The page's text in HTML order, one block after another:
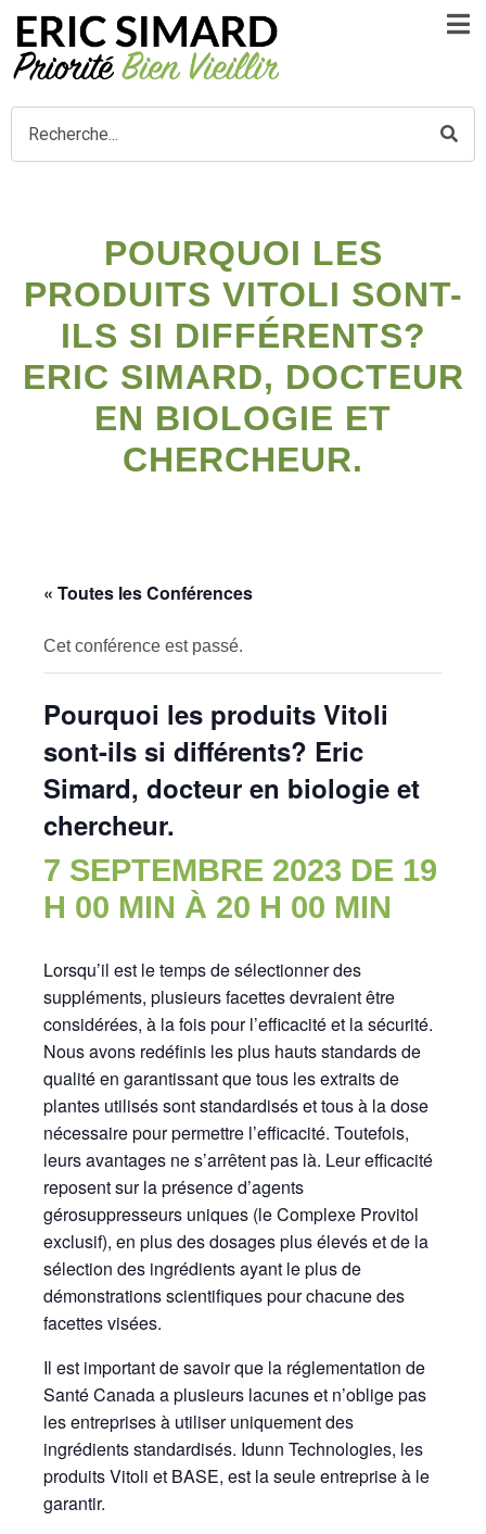
POURQUOI LES
PRODUITS VITOLI SONT-
ILS SI DIFFÉRENTS?
ERIC SIMARD, DOCTEUR
EN BIOLOGIE ET
CHERCHEUR.
« Toutes les Conférences
Cet conférence est passé.
Pourquoi les produits Vitoli
sont-ils si différents? Eric
Simard, docteur en biologie et
chercheur.
7 SEPTEMBRE 2023 DE 19
H 00 MIN À 20 H 00 MIN
Lorsqu’il est le temps de sélectionner des
suppléments, plusieurs facettes devraient être
considérées, à la fois pour l’efficacité et la sécurité.
Nous avons redéfinis les plus hauts standards de
qualité en garantissant que tous les extraits de
plantes utilisés sont standardisés et tous à la dose
nécessaire pour permettre l’efficacité. Toutefois,
leurs avantages ne s’arrêtent pas là. Leur efficacité
reposent sur la présence d’agents
gérosuppresseurs uniques (le Complexe Provitol
exclusif), en plus des dosages plus élevés et de la
sélection des ingrédients ayant le plus de
démonstrations scientifiques pour chacune des
facettes visées.
Il est important de savoir que la réglementation de
Santé Canada a plusieurs lacunes et n’oblige pas
les entreprises à utiliser uniquement des
ingrédients standardisés. Idunn Technologies, les
produits Vitoli et BASE, est la seule entreprise à le
garantir.